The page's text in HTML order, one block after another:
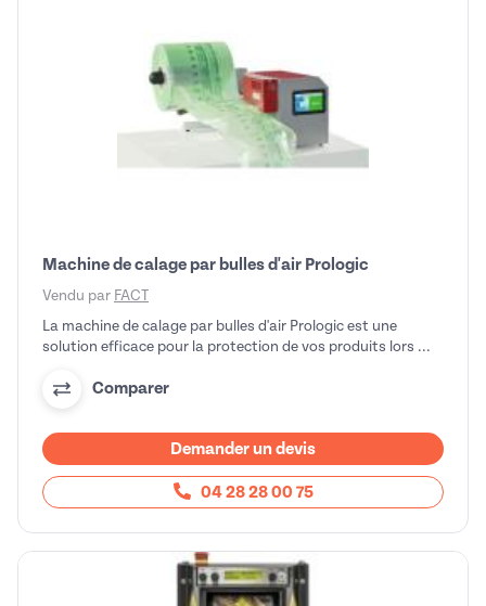
Machine de calage par bulles d'air Prologic
Vendu par FACT
La machine de calage par bulles d'air Prologic est une
solution efficace pour la protection de vos produits lors ...
Comparer
Demander un devis
04 28 28 00 75